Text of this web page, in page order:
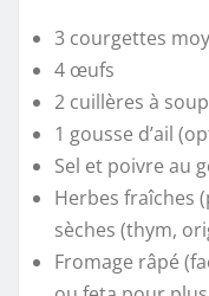
3 courgettes
4 œufs
2 cuillères à
1 gousse d’ail
Sel et poivre au
Herbes fraîches
sèches (thym,
Fromage râpé